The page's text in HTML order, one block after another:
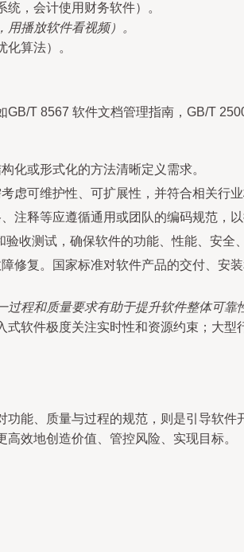
，会计使用财务软件）。
播放软件看视频）。
算法）。
T 8567 软件文档管理指南，GB/T
化或形式化的方法清晰定义需求。
虑可维护性、可扩展性，并符合相关行业
释等应遵循通用或团队的编码规范，以
收测试，确保软件的功能、性能、安全
修复。国家标准对软件产品的交付、安装
程和质量要求有助于提升软件整体可靠
式软件极度关注实时性和资源约束；大
、质量与过程的规范，则是引导软件
效地创造价值、管控风险、实现目标。